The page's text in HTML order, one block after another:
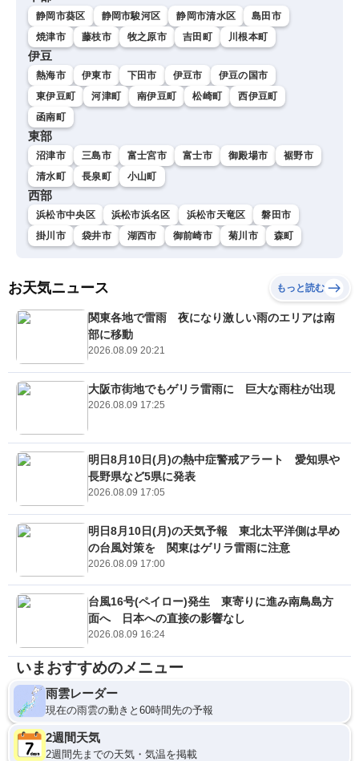
静岡市葵区 静岡市駿河区 静岡市清水区
島田市
焼津市
藤枝市 牧之原市 吉田町 川根本町
伊豆
熱海市 伊東市 下田市 伊豆市
伊豆の国市
東伊豆町
河津町 南伊豆町 松崎町
西伊豆町
函南町
東部
沼津市 三島市 富士宮市 富士市 御殿場市
裾野市
清水町
長泉町 小山町
西部
浜松市中央区 浜松市浜名区 浜松市天竜区
磐田市
掛川市
袋井市 湖西市 御前崎市 菊川市 森町
お天気ニュース もっと読む
関東各地で雷雨 夜になり激しい雨のエリアは南
部に移動
2026.08.09 20:21
大阪市街地でもゲリラ雷雨に 巨大な雨柱が出現
2026.08.09 17:25
明日8月10日(月)の熱中症警戒アラート 愛知県や
長野県など5県に発表
2026.08.09 17:05
明日8月10日(月)の天気予報 東北太平洋側は早め
の台風対策を 関東はゲリラ雷雨に注意
2026.08.09 17:00
台風16号(ペイロー)発生 東寄りに進み南鳥島方
面へ 日本への直接の影響なし
2026.08.09 16:24
いまおすすめのメニュー
雨雲レーダー
現在の雨雲の動きと60時間先の予報
2週間天気
2週間先までの天気・気温を掲載